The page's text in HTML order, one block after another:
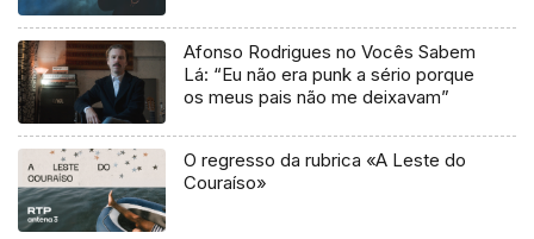
Afonso Rodrigues no Vocês Sabem
Lá: “Eu não era punk a sério porque
os meus pais não me deixavam”
O regresso da rubrica «A Leste do
Couraíso»